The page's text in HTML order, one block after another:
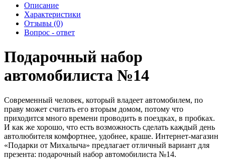
Описание
Характеристики
Отзывы (0)
Вопрос - ответ
Подарочный набор
автомобилиста №14
Современный человек, который владеет автомобилем, по
праву может считать его вторым домом, потому что
приходится много времени проводить в поездках, в пробках.
И как же хорошо, что есть возможность сделать каждый день
автолюбителя комфортнее, удобнее, краше. Интернет-магазин
«Подарки от Михалыча» предлагает отличный вариант для
презента: подарочный набор автомобилиста №14.